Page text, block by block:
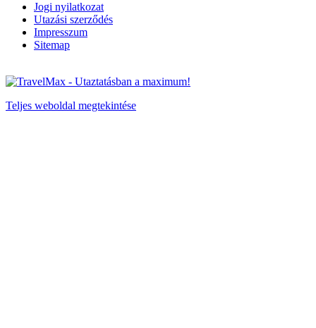
Jogi nyilatkozat
Utazási szerződés
Impresszum
Sitemap
Teljes weboldal megtekintése